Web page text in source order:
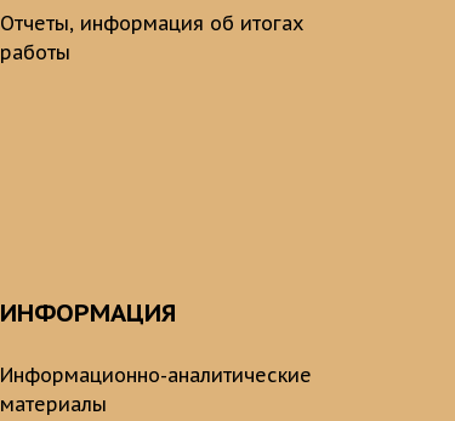
Отчеты, информация об итогах
работы
ИНФОРМАЦИЯ
Информационно-аналитические
материалы